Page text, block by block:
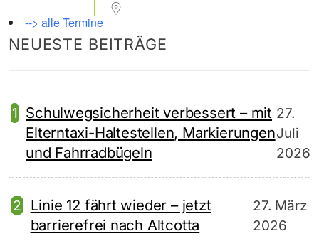
--> alle Termine
NEUESTE BEITRÄGE
Schulwegsicherheit verbessert – mit
Elterntaxi-Haltestellen, Markierungen
und Fahrradbügeln
27.
Juli
2026
Linie 12 fährt wieder – jetzt
barrierefrei nach Altcotta
27. März
2026